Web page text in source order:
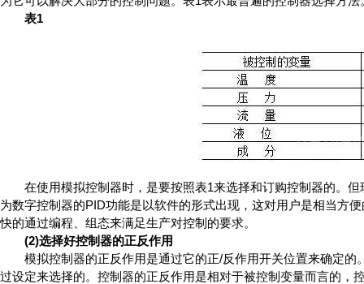
表1
在使用模拟控制器时，是要按照表1来选择和订购控制器的。但
为数字控制器的PID功能是以软件的形式出现，这对用户是相当方
快的通过编程、组态来满足生产对控制的要求。
(2)选择好控制器的正反作用
模拟控制器的正反作用是通过它的正/反作用开关位置来确定的
过设定来选择的。控制器的正反作用是相对于被控制变量而言的